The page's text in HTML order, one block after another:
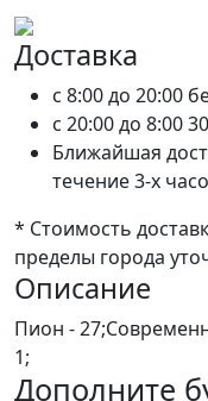
Доставка
c 8:00 до 20:00
c 20:00 до 8:00
Ближайшая
течение 3-х
* Стоимость
пределы города
Описание
Пион -
1;
Дополните